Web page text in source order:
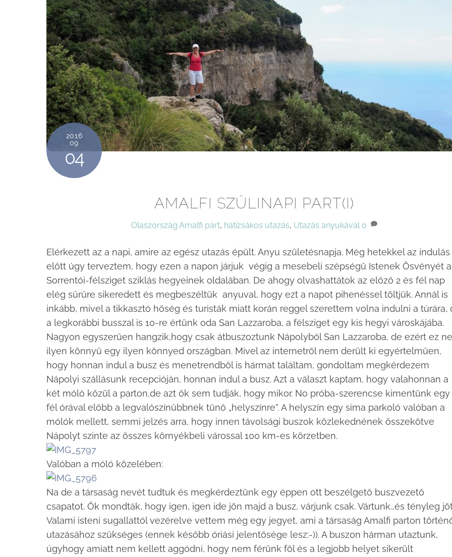
2016
09
04
AMALFI SZÜLINAPI PART(I)
Olaszország Amalfi part, hátizsákos utazás, Utazás anyukával 0
Elérkezett az a napi, amire az egész utazás épült. Anyu születésnapja. Még hetekkel az indulás
előtt úgy terveztem, hogy ezen a napon járjuk végig a mesebeli szépségű Istenek Ösvényét a
Sorrentói-félsziget sziklás hegyeinek oldalában. De ahogy olvashattátok az előző 2 és fél nap
elég sűrűre sikeredett és megbeszéltük anyuval, hogy ezt a napot pihenéssel töltjük. Annál is
inkább, mivel a tikkasztó hőség és turisták miatt korán reggel szerettem volna indulni a túrára,
a legkorábbi busszal is 10-re értünk oda San Lazzaroba, a félsziget egy kis hegyi városkájába.
Nagyon egyszerűen hangzik,hogy csak átbuszoztunk Nápolyból San Lazzaroba, de ezért ez
ilyen könnyű egy ilyen könnyed országban. Mivel az internetről nem derült ki egyértelműen,
hogy honnan indul a busz és menetrendből is hármat találtam, gondoltam megkérdezem
Nápolyi szállásunk recepcióján, honnan indul a busz. Azt a választ kaptam, hogy valahonnan a
két móló közül a parton,de azt ők sem tudják, hogy mikor. No próba-szerencse kimentünk egy
fél órával előbb a legvalószínűbbnek tűnő „helyszínre”. A helyszín egy sima parkoló valóban a
mólók mellett, semmi jelzés arra, hogy innen távolsági buszok közlekednének összekötve
Nápolyt szinte az összes környékbeli várossal 100 km-es körzetben.
Valóban a móló közelében:
Na de a társaság nevét tudtuk és megkérdeztünk egy éppen ott beszélgető buszvezető
csapatot. Ők mondták, hogy igen, igen ide jön majd a busz, várjunk csak. Vártunk…és tényleg
Valami isteni sugallattól vezérelve vettem még egy jegyet, ami a társaság Amalfi parton
utazásához szükséges (ennek később óriási jelentősége lesz:-)). A buszon hárman utaztunk,
úgyhogy amiatt nem kellett aggódni, hogy nem férünk föl és a legjobb helyet sikerült